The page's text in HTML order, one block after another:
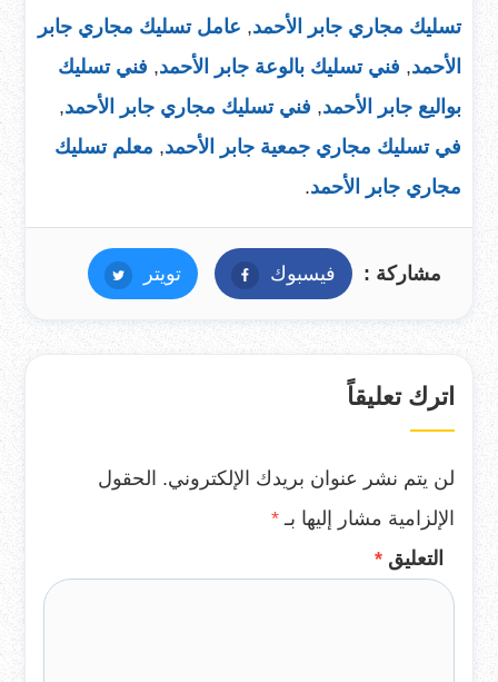
تسليك مجاري جابر الأحمد, عامل تسليك مجاري جابر
الأحمد, فني تسليك بالوعة جابر الأحمد, فني تسليك
بواليع جابر الأحمد, فني تسليك مجاري جابر الأحمد,
في تسليك مجاري جمعية جابر الأحمد, معلم تسليك
مجاري جابر الأحمد.
مشاركة : فيسبوك فيسبوكتويتر تويتر
اترك تعليقاً
لن يتم نشر عنوان بريدك الإلكتروني. الحقول
الإلزامية مشار إليها بـ *
التعليق *